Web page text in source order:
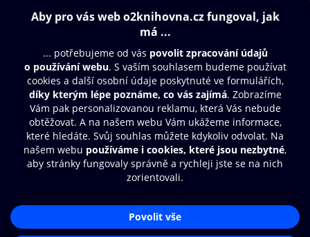
Obsah ke stažení
Moje O2 Knihovna
Další zábava
© O2 Czech Republic a.s.
Zásady zpracování osobních údajůAplikace O2 Knihovna